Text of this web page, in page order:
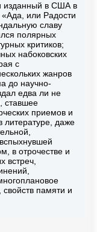
изданный в США в
или Радости
славу
полярных
критиков;
набоковских
с
жанров
до научно-
едва ли не
ставшее
приемов и
литературе, даже
в отрочестве и
встреч,
памяти и